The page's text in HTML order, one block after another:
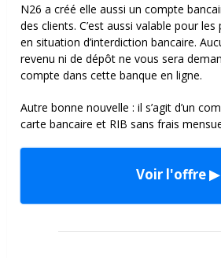
N26 a créé elle aussi un compte
des clients. C’est aussi valable pour
en situation d’interdiction bancaire.
revenu ni de dépôt ne vous sera
compte dans cette banque en ligne.
Autre bonne nouvelle : il s’agit d’un
carte bancaire et RIB sans frais
Voir l'offre ▶